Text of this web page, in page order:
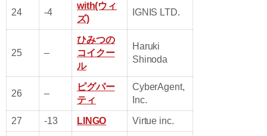
24 -4
with(ウィ
ズ)
IGNIS LTD.
25 –
ひみつの
コイクー
ル
Haruki
Shinoda
26 –
ピグパー
ティ
CyberAgent,
Inc.
27 -13 LINGO Virtue inc.